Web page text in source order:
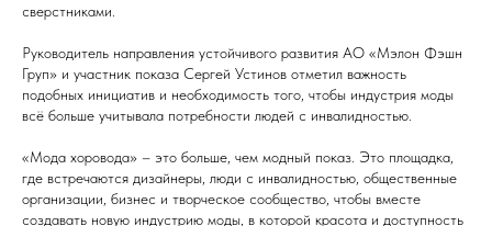
сверстниками.
Руководитель направления устойчивого развития АО «Мэлон Фэшн
Груп» и участник показа Сергей Устинов отметил важность
подобных инициатив и необходимость того, чтобы индустрия моды
всё больше учитывала потребности людей с инвалидностью.
«Мода хоровода» – это больше, чем модный показ. Это площадка,
где встречаются дизайнеры, люди с инвалидностью, общественные
организации, бизнес и творческое сообщество, чтобы вместе
создавать новую индустрию моды, в которой красота и доступность